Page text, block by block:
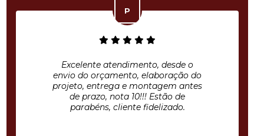
Excelente atendimento, desde o
envio do orçamento, elaboração do
projeto, entrega e montagem antes
de prazo, nota 10!!! Estão de
parabéns, cliente fidelizado.